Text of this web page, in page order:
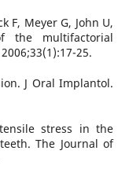
F, Meyer G, John U,
the multifactorial
25.
J Oral Implantol.
stress in the
The Journal of